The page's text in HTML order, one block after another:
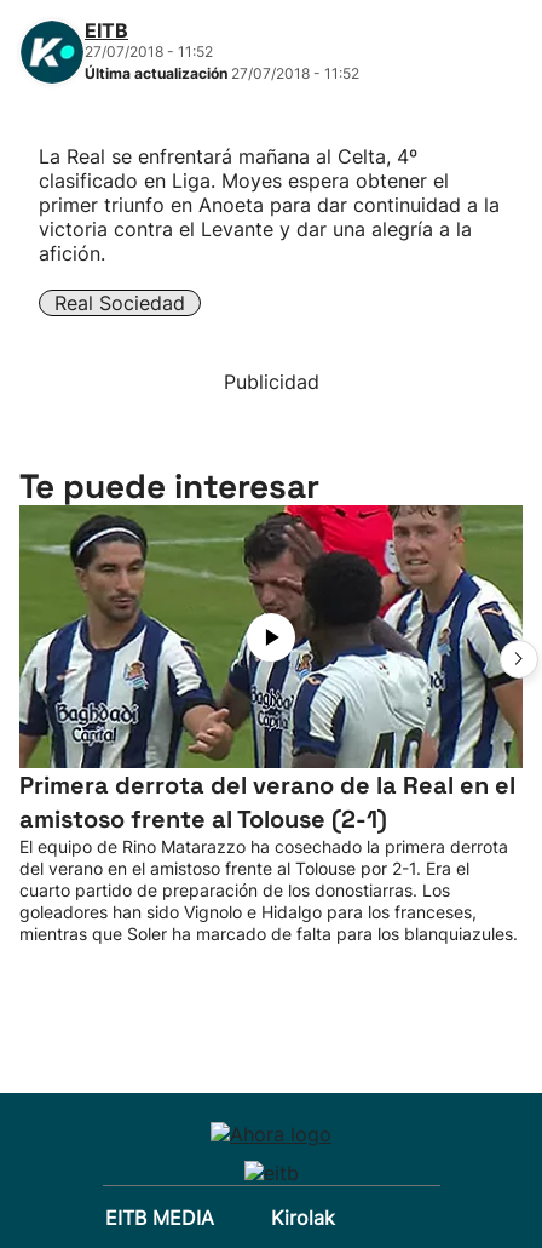
Atletismo
Más deportes
"Helmuga"
EITB
27/07/2018 - 11:52
Última actualización 27/07/2018 - 11:52
La Real se enfrentará mañana al Celta, 4º
clasificado en Liga. Moyes espera obtener el
primer triunfo en Anoeta para dar continuidad a la
victoria contra el Levante y dar una alegría a la
afición.
Real Sociedad
Publicidad
Te puede interesar
Primera derrota del verano de la Real en el
amistoso frente al Tolouse (2-1)
El equipo de Rino Matarazzo ha cosechado la primera derrota
del verano en el amistoso frente al Tolouse por 2-1. Era el
cuarto partido de preparación de los donostiarras. Los
goleadores han sido Vignolo e Hidalgo para los franceses,
mientras que Soler ha marcado de falta para los blanquiazules.
EITB MEDIA
Kirolak